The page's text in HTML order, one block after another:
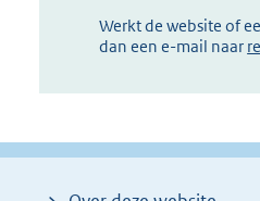
Werkt de website of
dan een e-mail naar